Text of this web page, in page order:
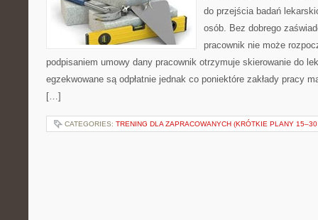
do przejścia badań
osób. Bez dobrego
pracownik nie może
podpisaniem umowy dany pracownik otrzymuje skierowanie do
egzekwowane są odpłatnie jednak co poniektóre zakłady pracy
[…]
CATEGORIES: TRENING DLA ZAPRACOWANYCH (KRÓTKIE PLANY